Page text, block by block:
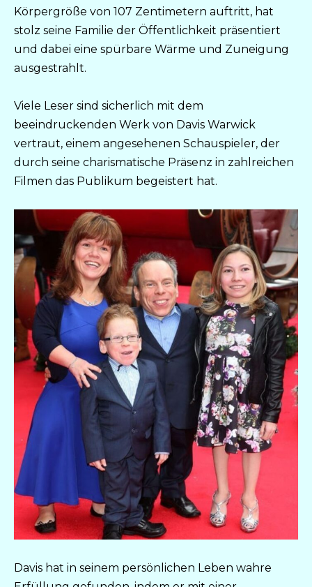
Körpergröße von 107 Zentimetern auftritt, hat
stolz seine Familie der Öffentlichkeit präsentiert
und dabei eine spürbare Wärme und Zuneigung
ausgestrahlt.
Viele Leser sind sicherlich mit dem
beeindruckenden Werk von Davis Warwick
vertraut, einem angesehenen Schauspieler, der
durch seine charismatische Präsenz in zahlreichen
Filmen das Publikum begeistert hat.
Davis hat in seinem persönlichen Leben wahre